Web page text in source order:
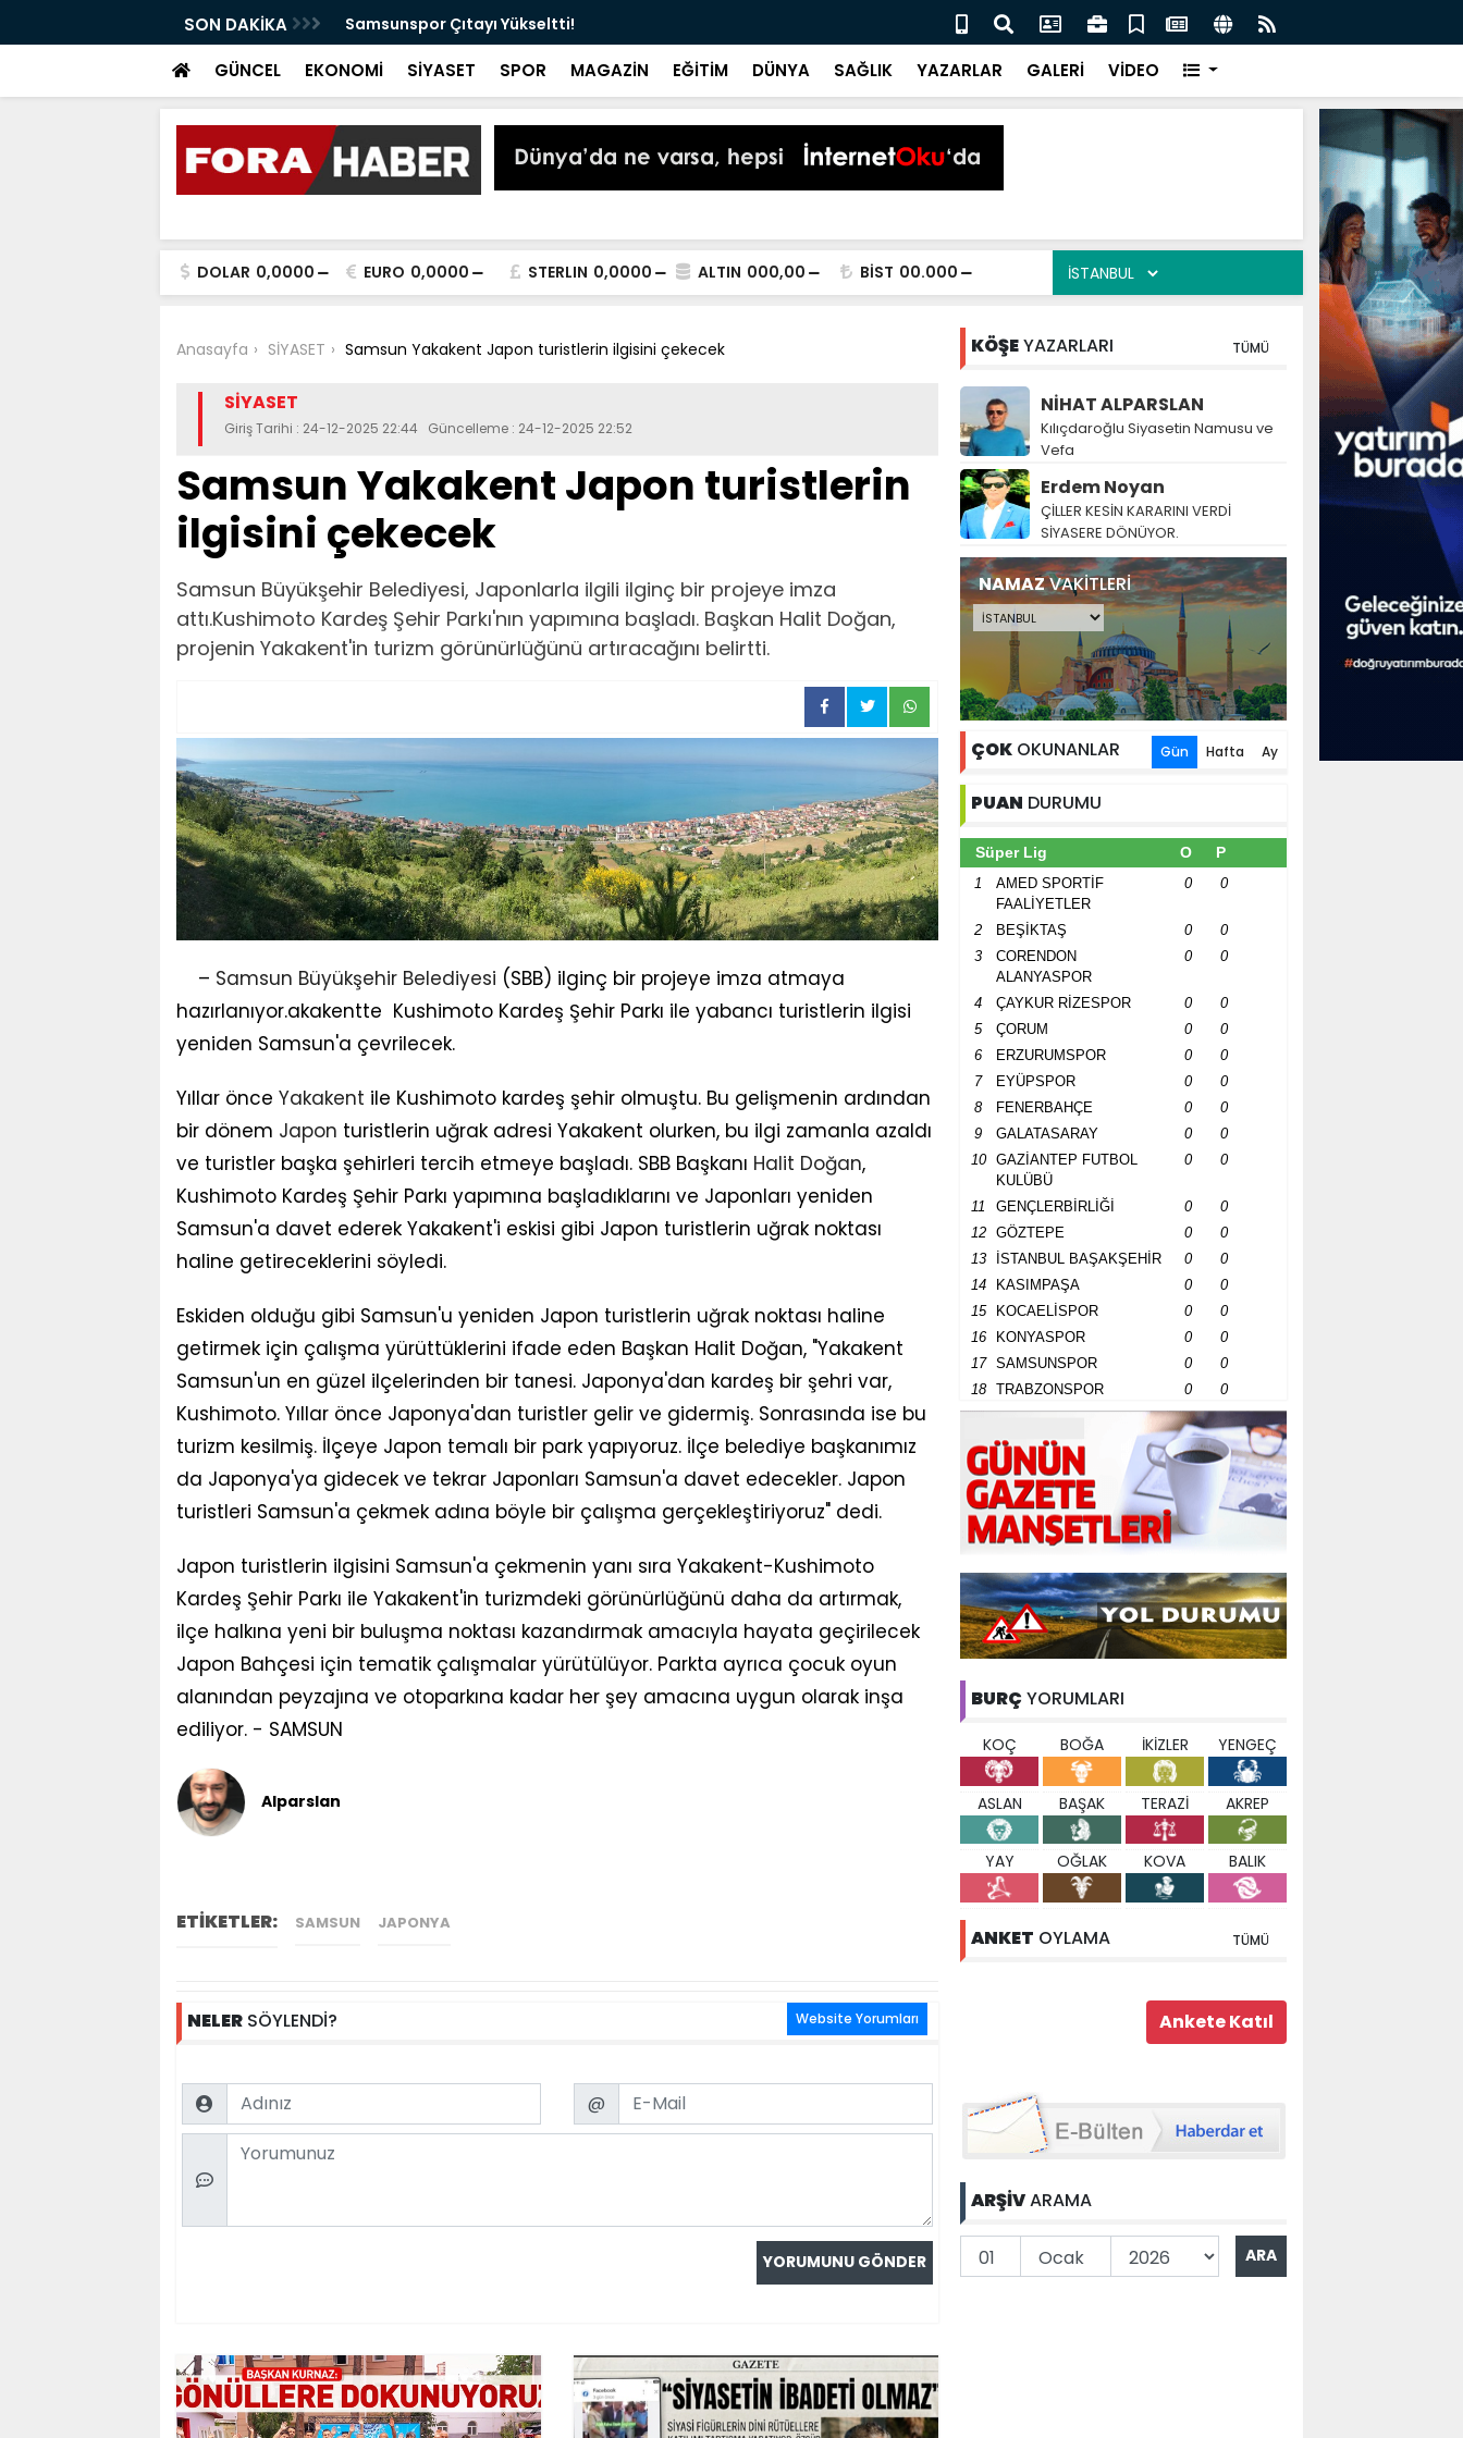
SON DAKİKA
Bir Tekkeköy İçin Çalışıyoruz" Samsunspor Çıtayı Yükseltti! Başkan Kurnaz: İlkadım’da Gönüllere Dokunuyoruz
GÜNCEL EKONOMİ SİYASET SPOR MAGAZİN EĞİTİM DÜNYA SAĞLIK YAZARLAR GALERİ VİDEO
DOLAR 0,0000 EURO 0,0000 STERLIN 0,0000 ALTIN 000,00 BİST 00.000
Anasayfa SİYASET Samsun Yakakent Japon turistlerin ilgisini çekecek
SİYASET
Giriş Tarihi : 24-12-2025 22:44 Güncelleme : 24-12-2025 22:52
Samsun Yakakent Japon turistlerin
ilgisini çekecek
Samsun Büyükşehir Belediyesi, Japonlarla ilgili ilginç bir projeye imza
attı.Kushimoto Kardeş Şehir Parkı'nın yapımına başladı. Başkan Halit Doğan,
projenin Yakakent'in turizm görünürlüğünü artıracağını belirtti.
– Samsun Büyükşehir Belediyesi (SBB) ilginç bir projeye imza atmaya
hazırlanıyor.akakentte Kushimoto Kardeş Şehir Parkı ile yabancı turistlerin ilgisi
yeniden Samsun'a çevrilecek.
Yıllar önce Yakakent ile Kushimoto kardeş şehir olmuştu. Bu gelişmenin ardından
bir dönem Japon turistlerin uğrak adresi Yakakent olurken, bu ilgi zamanla azaldı
ve turistler başka şehirleri tercih etmeye başladı. SBB Başkanı Halit Doğan,
Kushimoto Kardeş Şehir Parkı yapımına başladıklarını ve Japonları yeniden
Samsun'a davet ederek Yakakent'i eskisi gibi Japon turistlerin uğrak noktası
haline getireceklerini söyledi.
Eskiden olduğu gibi Samsun'u yeniden Japon turistlerin uğrak noktası haline
getirmek için çalışma yürüttüklerini ifade eden Başkan Halit Doğan, "Yakakent
Samsun'un en güzel ilçelerinden bir tanesi. Japonya'dan kardeş bir şehri var,
Kushimoto. Yıllar önce Japonya'dan turistler gelir ve gidermiş. Sonrasında ise bu
turizm kesilmiş. İlçeye Japon temalı bir park yapıyoruz. İlçe belediye başkanımız
da Japonya'ya gidecek ve tekrar Japonları Samsun'a davet edecekler. Japon
turistleri Samsun'a çekmek adına böyle bir çalışma gerçekleştiriyoruz" dedi.
Japon turistlerin ilgisini Samsun'a çekmenin yanı sıra Yakakent-Kushimoto
Kardeş Şehir Parkı ile Yakakent'in turizmdeki görünürlüğünü daha da artırmak,
ilçe halkına yeni bir buluşma noktası kazandırmak amacıyla hayata geçirilecek
Japon Bahçesi için tematik çalışmalar yürütülüyor. Parkta ayrıca çocuk oyun
alanından peyzajına ve otoparkına kadar her şey amacına uygun olarak inşa
ediliyor. - SAMSUN
Alparslan
ETİKETLER: SAMSUN JAPONYA
NELER SÖYLENDİ? Website Yorumları
Name Email
@
Comment
KÖŞEYAZARLARI TÜMÜ
NİHAT ALPARSLAN
Kılıçdaroğlu Siyasetin Namusu ve
Vefa
Erdem Noyan
ÇİLLER KESİN KARARINI VERDİ
SİYASERE DÖNÜYOR.
NAMAZVAKİTLERİ
ÇOK OKUNANLAR Gün Hafta Ay
PUAN DURUMU
Süper Lig O P
1
AMED SPORTİF
FAALİYETLER
0 0
2 BEŞİKTAŞ 0
0
3
CORENDON
ALANYASPOR
0 0
4 ÇAYKUR RİZESPOR 0
0
5
ÇORUM 0
0
6
ERZURUMSPOR 0
0
7
EYÜPSPOR 0
0
8
FENERBAHÇE 0
0
9
GALATASARAY 0
0
10
GAZİANTEP FUTBOL
KULÜBÜ
0 0
11 GENÇLERBİRLİĞİ 0
0
12
GÖZTEPE 0
0
13
İSTANBUL BAŞAKŞEHİR 0
0
14
KASIMPAŞA 0
0
15
KOCAELİSPOR 0
0
16
KONYASPOR 0
0
17
SAMSUNSPOR 0
0
18
TRABZONSPOR 0 0
BURÇ YORUMLARI
KOÇ BOĞA İKİZLER YENGEÇ
ASLAN BAŞAK TERAZİ AKREP
YAY OĞLAK KOVA BALIK
ANKET OYLAMA TÜMÜ
ARŞİVARAMA